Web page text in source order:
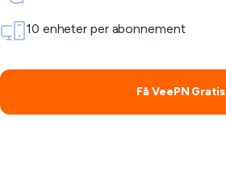
10 enheter per abonnement
Få VeePN Gratis